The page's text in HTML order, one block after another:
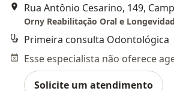
Rua Antônio Cesarino, 149,
Orny Reabilitação Oral e
Primeira consulta Odontológica
Solicite um atendimento